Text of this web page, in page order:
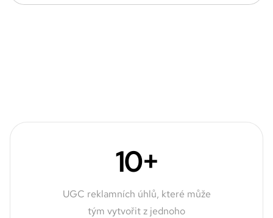
10+
UGC reklamních úhlů, které může
tým vytvořit z jednoho